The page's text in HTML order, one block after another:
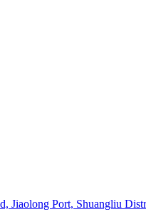
Jiaolong Port, Shuangliu